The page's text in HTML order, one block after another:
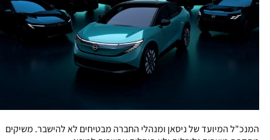
המנכ"ל המיועד של ניסאן ומנהלי החברה מבטיחים לא להישבר. משיקים